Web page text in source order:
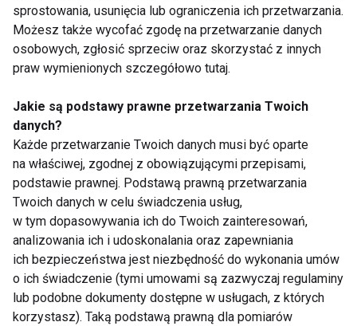
Ból karku po
przebudzeniu. Jak
spać, żeby uniknąć tej
dolegliwości?
korporacji? Sprawdź,
jak dbać o kręgosłup!
Ból, który rozkłada na
łopatki
Leczenie przepukliny -
poradnik pacjenta
sprostowania, usunięcia lub ograniczenia ich przetwarzania.
Możesz także wycofać zgodę na przetwarzanie danych
osobowych, zgłosić sprzeciw oraz skorzystać z innych
praw wymienionych szczegółowo tutaj.
Jakie są podstawy prawne przetwarzania Twoich
danych?
Każde przetwarzanie Twoich danych musi być oparte
na właściwej, zgodnej z obowiązującymi przepisami,
podstawie prawnej. Podstawą prawną przetwarzania
Twoich danych w celu świadczenia usług,
w tym dopasowywania ich do Twoich zainteresowań,
analizowania ich i udoskonalania oraz zapewniania
ich bezpieczeństwa jest niezbędność do wykonania umów
o ich świadczenie (tymi umowami są zazwyczaj regulaminy
lub podobne dokumenty dostępne w usługach, z których
korzystasz). Taką podstawą prawną dla pomiarów